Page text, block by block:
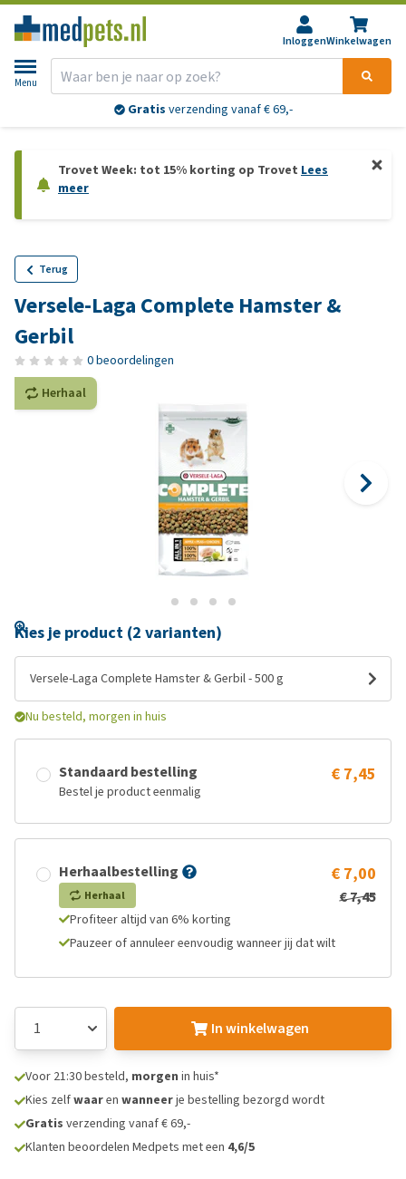
InloggenWinkelwagen
Menu
Gratis verzending vanaf € 69,-
Trovet Week: tot 15% korting op Trovet Lees
meer
Terug
Versele-Laga Complete Hamster &
Gerbil
0 beoordelingen
Herhaal
Kies je product (2 varianten)
Versele-Laga Complete Hamster & Gerbil - 500 g
Nu besteld, morgen in huis
Standaard bestelling
Bestel je product eenmalig
€ 7,45
Herhaalbestelling
Herhaal
€ 7,00
€ 7,45
Profiteer altijd van 6% korting
Pauzeer of annuleer eenvoudig wanneer jij dat wilt
In winkelwagen
Voor 21:30 besteld, morgen in huis*
Kies zelfwaaren wanneerje bestelling bezorgd wordt
Gratis verzending vanaf € 69,-
Klanten beoordelen Medpets met een 4,6/5